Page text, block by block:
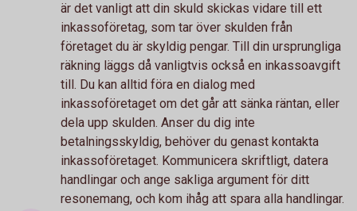
är det vanligt att din skuld skickas vidare till ett
inkassoföretag, som tar över skulden från
företaget du är skyldig pengar. Till din ursprungliga
räkning läggs då vanligtvis också en inkassoavgift
till. Du kan alltid föra en dialog med
inkassoföretaget om det går att sänka räntan, eller
dela upp skulden. Anser du dig inte
betalningsskyldig, behöver du genast kontakta
inkassoföretaget. Kommunicera skriftligt, datera
handlingar och ange sakliga argument för ditt
resonemang, och kom ihåg att spara alla handlingar.